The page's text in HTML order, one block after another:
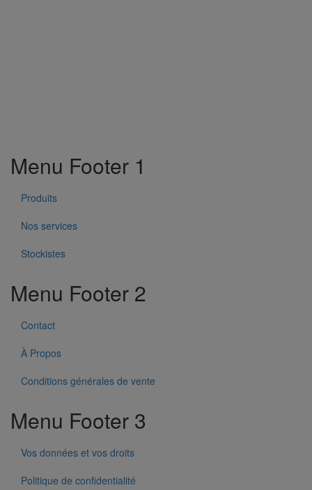
Menu Footer 1
Produits
Nos services
Stockistes
Menu Footer 2
Contact
À Propos
Conditions générales de vente
Menu Footer 3
Vos données et vos droits
Politique de confidentialité